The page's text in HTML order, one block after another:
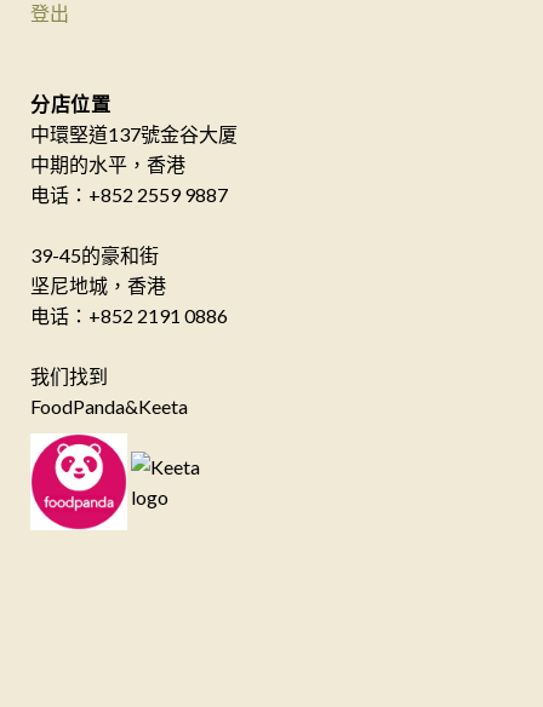
登出
分店位置
中環堅道137號金谷大厦
中期的水平，香港
电话：+852 2559 9887
39-45的豪和街
坚尼地城，香港
电话：+852 2191 0886
我们找到
FoodPanda&Keeta